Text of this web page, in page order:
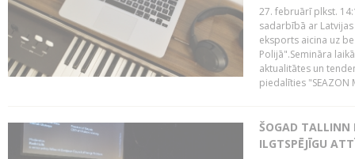
27. februārī plkst.
sadarbībā ar
eksports aicina uz
Polijā".Semināra
aktualitātes un
piedalīties "SEAZON
ŠOGAD TALLINN
ILGTSPĒJĪGU